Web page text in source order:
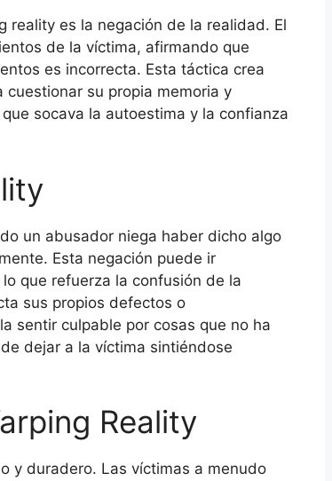
reality es la negación de la realidad. El
de la víctima, afirmando que
es incorrecta. Esta táctica crea
su propia memoria y
socava la autoestima y la confianza
un abusador niega haber dicho algo
Esta negación puede ir
que refuerza la confusión de la
sus propios defectos o
sentir culpable por cosas que no ha
dejar a la víctima sintiéndose
Reality
y duradero. Las víctimas a menudo